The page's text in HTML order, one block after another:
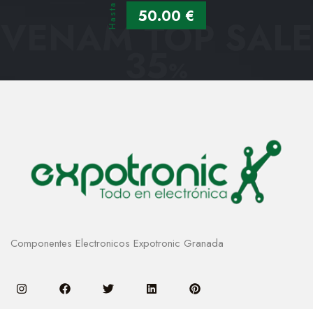
Hasta 50.00 €
VENAM TOP SALE
Componentes Electronicos Expotronic Granada